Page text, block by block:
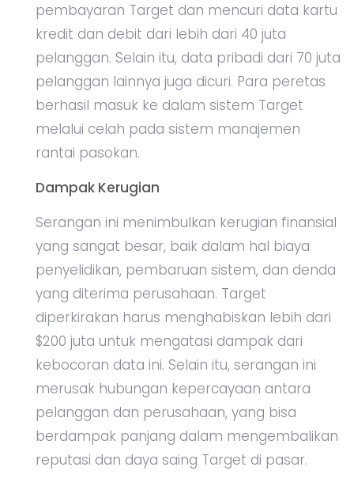
pembayaran Target dan mencuri data kartu
kredit dan debit dari lebih dari 40 juta
pelanggan. Selain itu, data pribadi dari 70 juta
pelanggan lainnya juga dicuri. Para peretas
berhasil masuk ke dalam sistem Target
melalui celah pada sistem manajemen
rantai pasokan.
Dampak Kerugian
Serangan ini menimbulkan kerugian finansial
yang sangat besar, baik dalam hal biaya
penyelidikan, pembaruan sistem, dan denda
yang diterima perusahaan. Target
diperkirakan harus menghabiskan lebih dari
$200 juta untuk mengatasi dampak dari
kebocoran data ini. Selain itu, serangan ini
merusak hubungan kepercayaan antara
pelanggan dan perusahaan, yang bisa
berdampak panjang dalam mengembalikan
reputasi dan daya saing Target di pasar.